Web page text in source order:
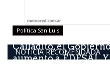
NOTICIA RECOMENDADA
Política San Luis
Calladito, él
aumento a EDESAL